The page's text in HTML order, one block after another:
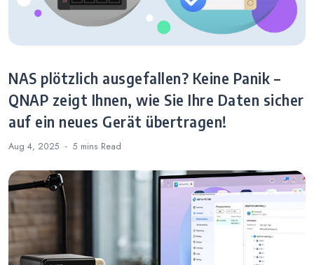
NAS plötzlich ausgefallen? Keine Panik –
QNAP zeigt Ihnen, wie Sie Ihre Daten sicher
auf ein neues Gerät übertragen!
Aug 4, 2025 5 mins Read